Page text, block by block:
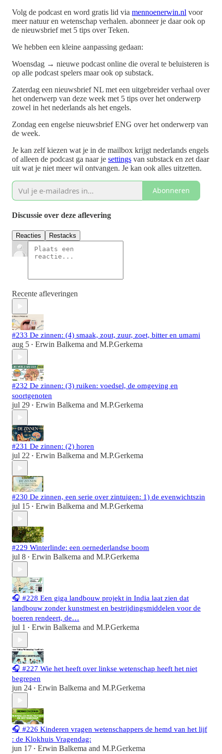
Volg de podcast en word gratis lid via mennoenerwin.nl voor
meer natuur en wetenschap verhalen. abonneer je daar ook op
de nieuwsbrief met 5 tips over Teken.
We hebben een kleine aanpassing gedaan:
Woensdag → nieuwe podcast online die overal te beluisteren is
op alle podcast spelers maar ook op substack.
Zaterdag een nieuwsbrief NL met een uitgebreider verhaal over
het onderwerp van deze week met 5 tips over het onderwerp
zowel in het nederlands als het engels.
Zondag een engelse nieuwsbrief ENG over het onderwerp van
de week.
Je kan zelf kiezen wat je in de mailbox krijgt nederlands engels
of alleen de podcast ga naar je settings van substack en zet daar
uit wat je niet meer wil ontvangen. Je kan ook alles uitzetten.
Abonneren
Discussie over deze aflevering
Reacties Restacks
Recente afleveringen
#233 De zinnen: (4) smaak, zout, zuur, zoet, bitter en umami
aug 5 • Erwin Balkema and M.P.Gerkema
#232 De zinnen: (3) ruiken: voedsel, de omgeving en
soortgenoten
jul 29 • Erwin Balkema and M.P.Gerkema
#231 De zinnen: (2) horen
jul 22 • Erwin Balkema and M.P.Gerkema
#230 De zinnen, een serie over zintuigen: 1) de evenwichtszin
jul 15 • Erwin Balkema and M.P.Gerkema
#229 Winterlinde: een oernederlandse boom
jul 8 • Erwin Balkema and M.P.Gerkema
🎧 #228 Een giga landbouw projekt in India laat zien dat
landbouw zonder kunstmest en bestrijdingsmiddelen voor de
boeren rendeert, de…
jul 1 • Erwin Balkema and M.P.Gerkema
🎧 #227 Wie het heeft over linkse wetenschap heeft het niet
begrepen
jun 24 • Erwin Balkema and M.P.Gerkema
🎧 #226 Kinderen vragen wetenschappers de hemd van het lijf
: de Klokhuis Vragendag:
jun 17 • Erwin Balkema and M.P.Gerkema